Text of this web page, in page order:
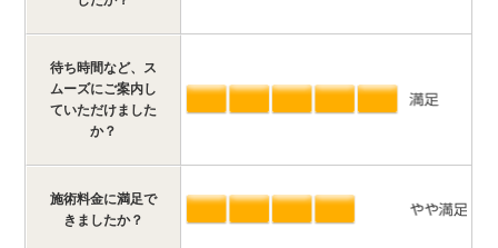
待ち時間など、ス
ムーズにご案内し
ていただけました
か？
施術料金に満足で
きましたか？